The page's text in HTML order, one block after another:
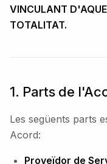
VINCULANT
TOTALITAT.
1. Parts de
Les següents parts
Acord:
Proveïdor de